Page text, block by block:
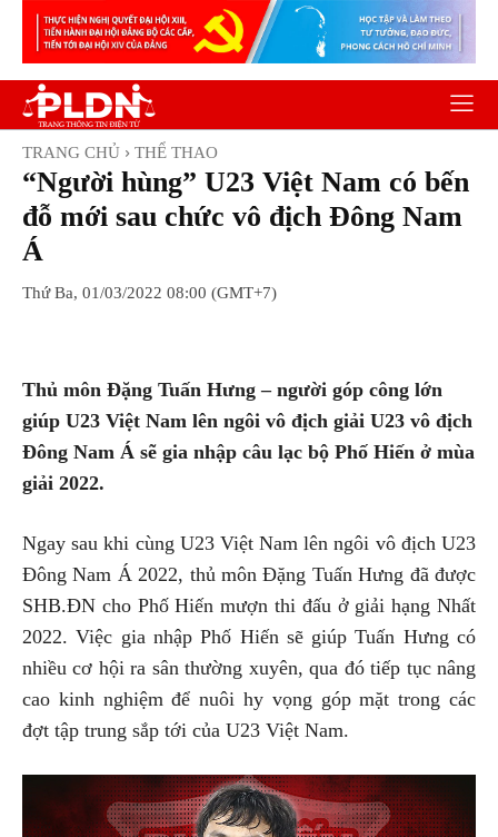
TRANG CHỦ THỂ THAO
“Người hùng” U23 Việt Nam có bến
đỗ mới sau chức vô địch Đông Nam
Á
Thứ Ba, 01/03/2022 08:00 (GMT+7)
Thủ môn Đặng Tuấn Hưng – người góp công lớn
giúp U23 Việt Nam lên ngôi vô địch giải U23 vô địch
Đông Nam Á sẽ gia nhập câu lạc bộ Phố Hiến ở mùa
giải 2022.
Ngay sau khi cùng U23 Việt Nam lên ngôi vô địch U23
Đông Nam Á 2022, thủ môn Đặng Tuấn Hưng đã được
SHB.ĐN cho Phố Hiến mượn thi đấu ở giải hạng Nhất
2022. Việc gia nhập Phố Hiến sẽ giúp Tuấn Hưng có
nhiều cơ hội ra sân thường xuyên, qua đó tiếp tục nâng
cao kinh nghiệm để nuôi hy vọng góp mặt trong các
đợt tập trung sắp tới của U23 Việt Nam.